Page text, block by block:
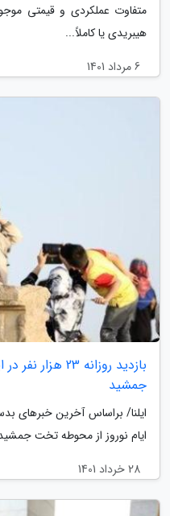
متفاوت عملکردی و قیمتی
هیبریدی یا کاملاً...
6 مرداد 1401
بازدید روزانه
جمشید
ایام نوروز از محوطه تخت
28 خرداد 1401